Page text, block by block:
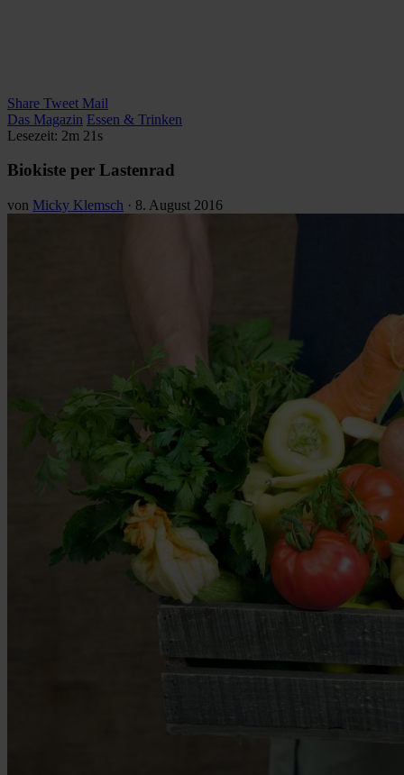
Share Tweet Mail
Das Magazin Essen & Trinken
Lesezeit: 2m 21s
Biokiste per Lastenrad
von Micky Klemsch · 8. August 2016